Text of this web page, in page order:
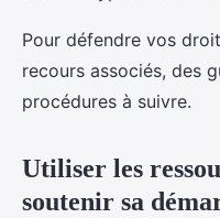
Pour défendre vos
recours associés, des
procédures à suivre.
Utiliser les
soutenir sa